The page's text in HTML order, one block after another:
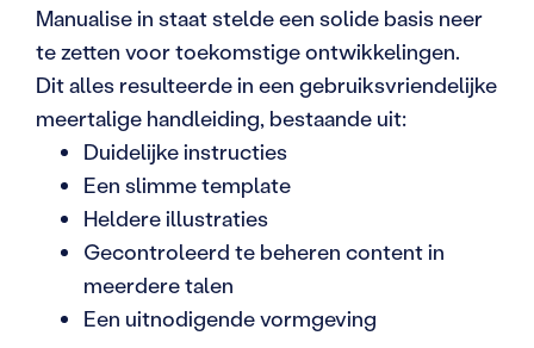
Manualise in staat stelde een solide basis neer
te zetten voor toekomstige ontwikkelingen.
Dit alles resulteerde in een gebruiksvriendelijke
meertalige handleiding, bestaande uit:
Duidelijke instructies
Een slimme template
Heldere illustraties
Gecontroleerd te beheren content in
meerdere talen
Een uitnodigende vormgeving